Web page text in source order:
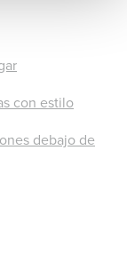
con estilo
debajo de